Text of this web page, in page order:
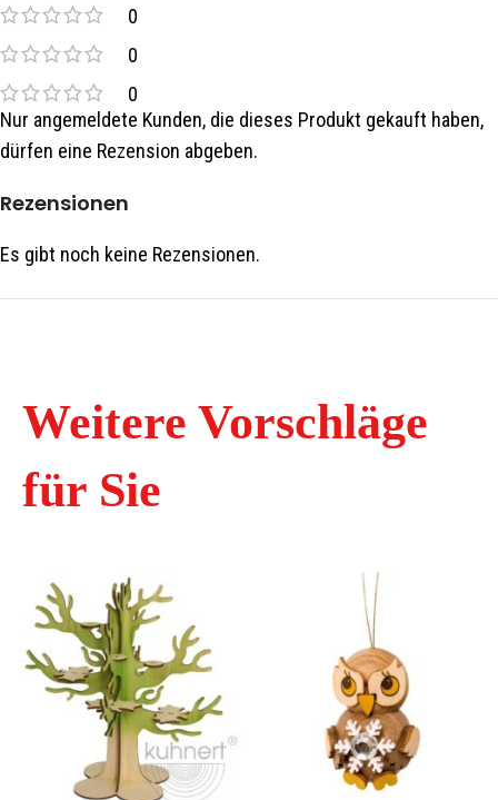
0
0
0
Rezensionen
Es gibt noch keine Rezensionen.
Nur angemeldete Kunden, die dieses Produkt gekauft haben,
dürfen eine Rezension abgeben.
Weitere Vorschläge
für Sie